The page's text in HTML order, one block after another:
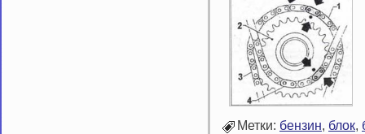
Метки: бензин, блок,